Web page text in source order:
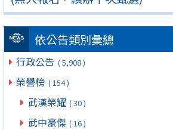
依公告類別彙總
行政公告 ( 5,908 )
榮譽榜 ( 154 )
武漢榮耀 ( 30 )
武中豪傑 ( 16 )